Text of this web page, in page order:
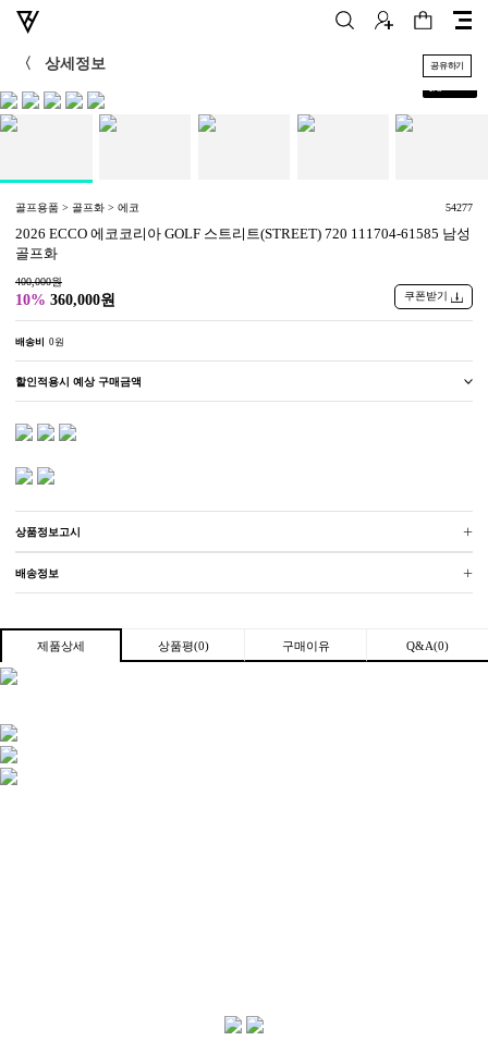
〈 상세정보 공유하기
+
골프용품 > 골프화 > 에코 54277
2026 ECCO 에코코리아 GOLF 스트리트(STREET) 720 111704-61585 남성
골프화
400,000원
10% 360,000원 쿠폰받기
배송비 0원
할인적용시 예상 구매금액
상품정보고시 +
배송정보 +
제품상세 상품평(0) 구매이유 Q&A(0)